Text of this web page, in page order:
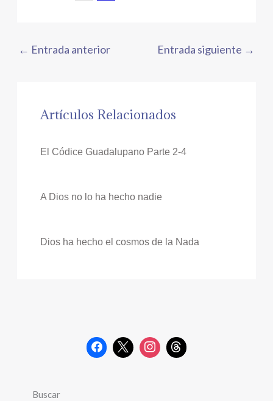
← Entrada anterior Entrada siguiente →
Artículos Relacionados
El Códice Guadalupano Parte 2-4
A Dios no lo ha hecho nadie
Dios ha hecho el cosmos de la Nada
Buscar